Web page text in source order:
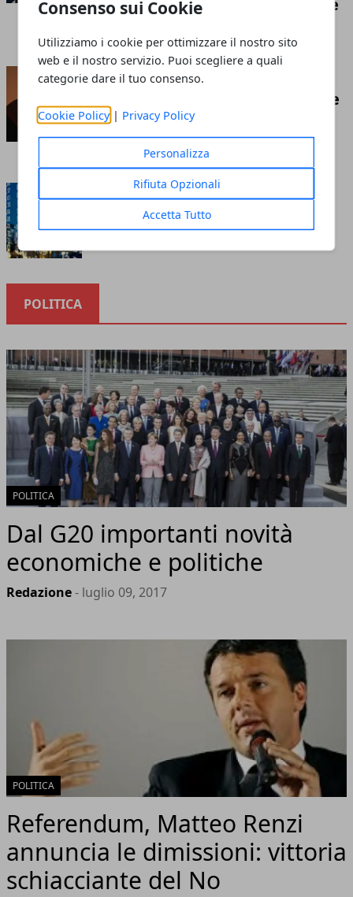
Consenso sui Cookie
Utilizziamo i cookie per ottimizzare il nostro sito
web e il nostro servizio. Puoi scegliere a quali
categorie dare il tuo consenso.
Cookie Policy | Privacy Policy
Personalizza
Rifiuta Opzionali
Accetta Tutto
competizione economica globale
Insufflaggio nell’edilizia: ecco
cos’è e tutto ciò che c’è da sapere
riguardo questa tecnica
Cosa sapere prima di investire
nella borsa online
POLITICA
POLITICA
Dal G20 importanti novità
economiche e politiche
Redazione- luglio 09, 2017
POLITICA
Referendum, Matteo Renzi
annuncia le dimissioni: vittoria
schiacciante del No